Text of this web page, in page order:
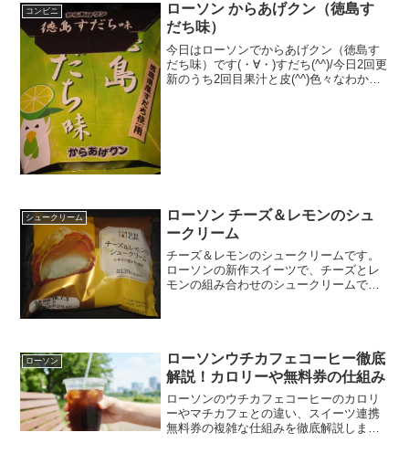
コンビニ
ローソン からあげクン（徳島す
だち味）
今日はローソンでからあげクン（徳島す
だち味）です(・∀・)すだち(^^)/今日2回更
新のうち2回目果汁と皮(^^)色々なわかめ
シュークリーム
ローソン チーズ＆レモンのシュ
ークリーム
チーズ＆レモンのシュークリームです。
ローソンの新作スイーツで、チーズとレ
モンの組み合わせのシュークリームで
ローソン
ローソンウチカフェコーヒー徹底
解説！カロリーや無料券の仕組み
ローソンのウチカフェコーヒーのカロリ
ーやマチカフェとの違い、スイーツ連携
無料券の複雑な仕組みを徹底解説しま